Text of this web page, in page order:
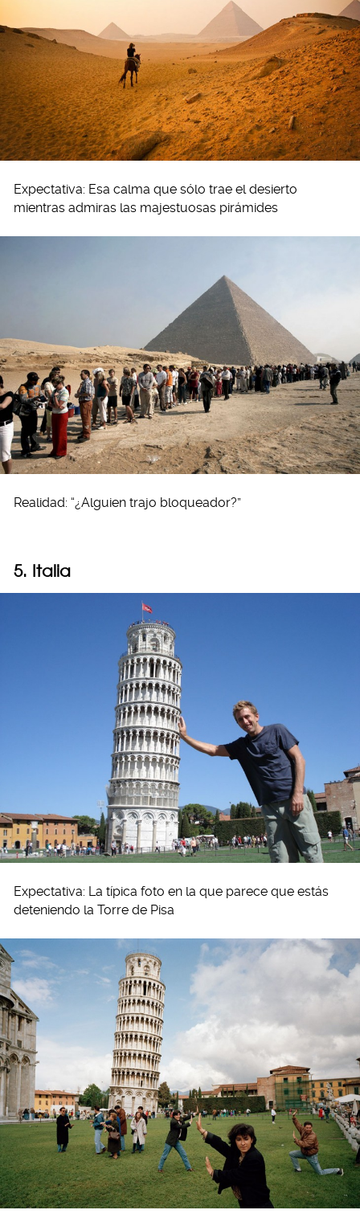
Expectativa: Esa calma que sólo trae el desierto
mientras admiras las majestuosas pirámides
Realidad: “¿Alguien trajo bloqueador?”
5. Italia
Expectativa: La típica foto en la que parece que estás
deteniendo la Torre de Pisa